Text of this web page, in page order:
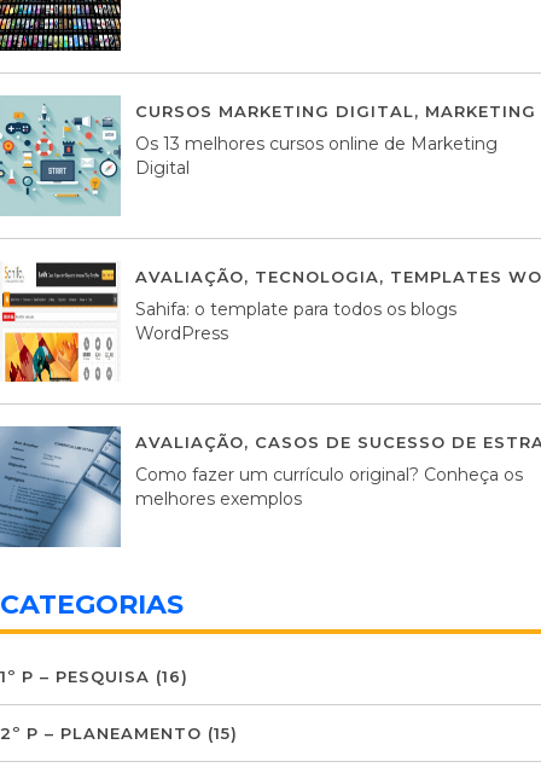
CURSOS MARKETING DIGITAL,
Os 13 melhores cursos online de Marketing
Digital
AVALIAÇÃO, TECNOLOGIA, TEMPLATES
Sahifa: o template para todos os blogs
WordPress
AVALIAÇÃO, CASOS DE SUCESSO DE
Como fazer um currículo original? Conheça os
melhores exemplos
CATEGORIAS
1º P – PESQUISA (16)
2º P – PLANEAMENTO (15)